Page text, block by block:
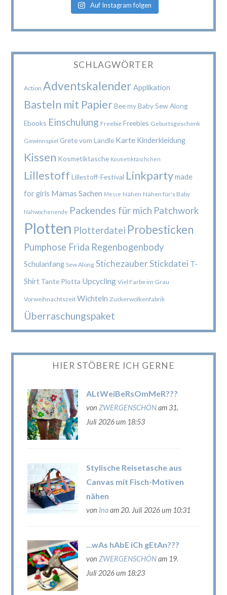
Auf Instagram folgen
SCHLAGWÖRTER
Action Adventskalender Applikation
Basteln mit Papier Bee my Baby Sew Along
Ebooks Einschulung Freebie Freebies Geburtsgeschenk
Gewinnspiel Grete vom Ländle Karte Kinderkleidung
Kissen Kosmetiktasche Kosmetiktäschchen
Lillestoff Lillestoff-Festival Linkpartymade
for girls Mamas Sachen Messe Nähen Nähen für's Baby
Nähwochenende Packendes für mich Patchwork
Plotten Plotterdatei Probesticken
Pumphose Frida Regenbogenbody
Schulanfang Sew Along StichezauberStickdatei T-
Shirt Tante Plotta Upcycling Viel Farbe im Grau
Vorweihnachtszeit Wichteln Zuckerwolkenfabrik
Überraschungspaket
HIER STÖBERE ICH GERNE
ALtWeiBeRsOmMeR???
von ZWERGENSCHÖNam 31.
Juli 2026 um 18:53
Stylische Reisetasche aus
Canvas mit Fisch-Motiven
nähen
von Inaam 20. Juli 2026 um 10:31
...wAs hAbE iCh gEtAn???
von ZWERGENSCHÖNam 19.
Juli 2026 um 18:23